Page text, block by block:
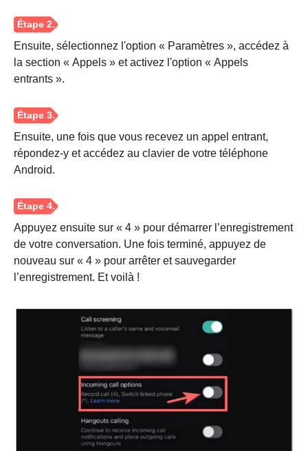
Ensuite, sélectionnez l'option « Paramètres », accédez à
la section « Appels » et activez l'option « Appels
entrants ».
Ensuite, une fois que vous recevez un appel entrant,
répondez-y et accédez au clavier de votre téléphone
Android.
Appuyez ensuite sur « 4 » pour démarrer l’enregistrement
de votre conversation. Une fois terminé, appuyez de
nouveau sur « 4 » pour arrêter et sauvegarder
l’enregistrement. Et voilà !